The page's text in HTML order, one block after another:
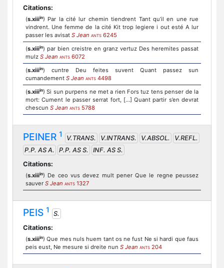
Citations:
(s.xiiiin) Par la cité lur chemin tiendrent Tant qu’il en une rue
vindrent. Une femme de la cité Kit trop legiere i out esté A lur
passer les avisat S Jean ANTS 6245
(s.xiiiin) par bien creistre en granz vertuz Des heremites passat
mulz S Jean ANTS 6072
(s.xiiiin) cuntre Deu feites suvent Quant passez sun
cumandement S Jean ANTS 4498
(s.xiiiin) Si sun purpens ne met a rien Fors tuz tens penser de la
mort: Cument le passer serrat fort, [...] Quant partir s’en devrat
chescun S Jean ANTS 5788
PEINER 1 V.TRANS. V.INTRANS. V.ABSOL.
V.REFL.
P.P. AS A.
P.P. AS S.
INF. AS S.
Citations:
(s.xiiiin) De ceo vus devez mult pener Que le regne peussez
sauver S Jean ANTS 1327
PEIS 1
S.
Citations:
(s.xiiiin) Que mes nuls huem tant os ne fust Ne si hardi que faus
peis eust, Ne mesure si dreite nun S Jean ANTS 204